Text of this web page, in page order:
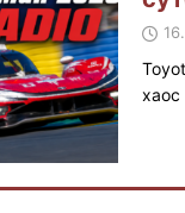
хаос